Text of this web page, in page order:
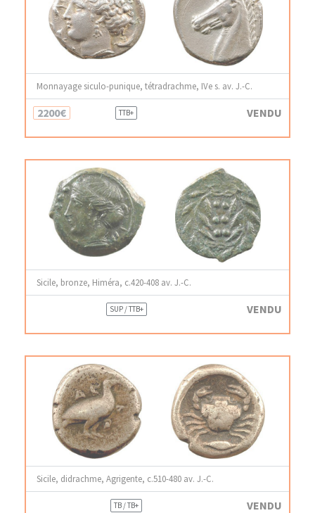
Monnayage siculo-punique, tétradrachme, IVe s. av. J.-C.
2200€ TTB+ VENDU
Sicile, bronze, Himéra, c.420-408 av. J.-C.
SUP / TTB+ VENDU
Sicile, didrachme, Agrigente, c.510-480 av. J.-C.
TB / TB+ VENDU